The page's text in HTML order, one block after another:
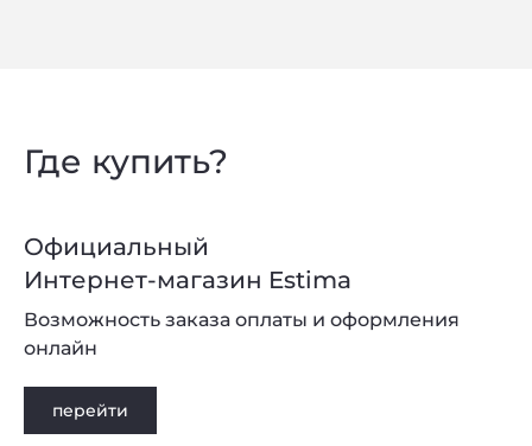
Где купить?
Официальный
Интернет-магазин Estima
перейти
Возможность заказа оплаты и оформления
онлайн